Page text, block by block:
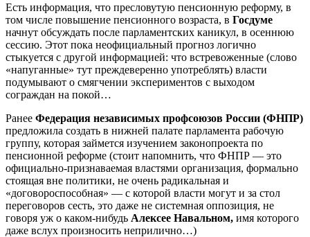
Есть информация, что пресловутую пенсионную реформу, в
том числе повышение пенсионного возраста, в Госдуме
начнут обсуждать после парламентских каникул, в осеннюю
сессию. Этот пока неофициальный прогноз логично
стыкуется с другой информацией: что встревоженные (слово
«напуганные» тут преждеверенно употреблять) власти
подумывают о смягчении экспериментов с выходом
сограждан на покой…
Ранее Федерация независимых профсоюзов России (ФНПР)
предложила создать в нижней палате парламента рабочую
группу, которая займется изучением законопроекта по
пенсионной реформе (стоит напомнить, что ФНПР — это
официально-признаваемая властями организация, формально
стоящая вне политики, не очень радикальная и
«договороспособная» — с которой власти могут и за стол
переговоров сесть, это даже не системная оппозиция, не
говоря уж о каком-нибудь Алексее Навальном, имя которого
даже вслух произносить неприлично…)